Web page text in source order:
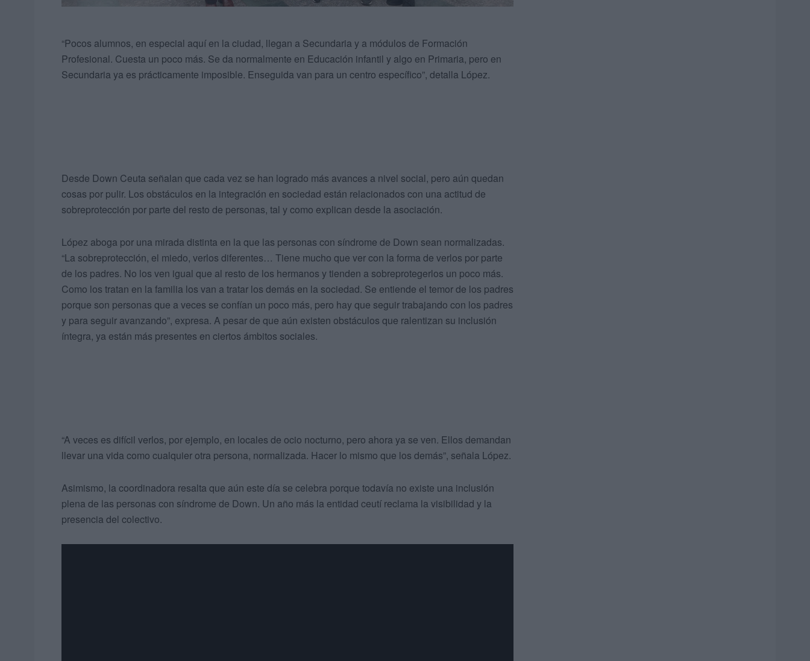
“Pocos alumnos, en especial aquí en la ciudad, llegan a Secundaria y a módulos de Formación
Profesional. Cuesta un poco más. Se da normalmente en Educación infantil y algo en Primaria, pero en
Secundaria ya es prácticamente imposible. Enseguida van para un centro específico”, detalla López.
Desde Down Ceuta señalan que cada vez se han logrado más avances a nivel social, pero aún quedan
cosas por pulir. Los obstáculos en la integración en sociedad están relacionados con una actitud de
sobreprotección por parte del resto de personas, tal y como explican desde la asociación.
López aboga por una mirada distinta en la que las personas con síndrome de Down sean normalizadas.
“La sobreprotección, el miedo, verlos diferentes… Tiene mucho que ver con la forma de verlos por parte
de los padres. No los ven igual que al resto de los hermanos y tienden a sobreprotegerlos un poco más.
Como los tratan en la familia los van a tratar los demás en la sociedad. Se entiende el temor de los padres
porque son personas que a veces se confían un poco más, pero hay que seguir trabajando con los padres
y para seguir avanzando”, expresa. A pesar de que aún existen obstáculos que ralentizan su inclusión
íntegra, ya están más presentes en ciertos ámbitos sociales.
“A veces es difícil verlos, por ejemplo, en locales de ocio nocturno, pero ahora ya se ven. Ellos demandan
llevar una vida como cualquier otra persona, normalizada. Hacer lo mismo que los demás”, señala López.
Asimismo, la coordinadora resalta que aún este día se celebra porque todavía no existe una inclusión
plena de las personas con síndrome de Down. Un año más la entidad ceutí reclama la visibilidad y la
presencia del colectivo.